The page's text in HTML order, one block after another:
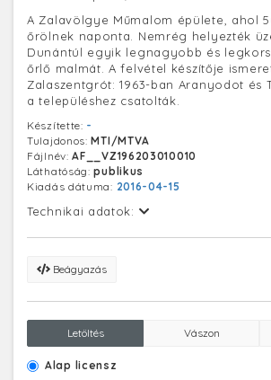
A Zalavölgye Műmalom épülete, ahol
őrölnek naponta. Nemrég helyezték
Dunántúl egyik legnagyobb és
őrlő malmát. A felvétel készítője
Zalaszentgrót: 1963-ban Aranyodot és
a településhez csatolták.
Készítette: -
Tulajdonos:MTI/MTVA
Fájlnév:AF__VZ196203010010
Láthatóság:publikus
Kiadás dátuma: 2016-04-15
Technikai adatok:
Beágyazás
Letöltés Vászon
Alap licensz